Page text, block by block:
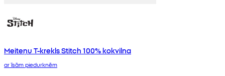
Meiteņu T-krekls Stitch 100% kokvilna
ar īsām piedurknēm